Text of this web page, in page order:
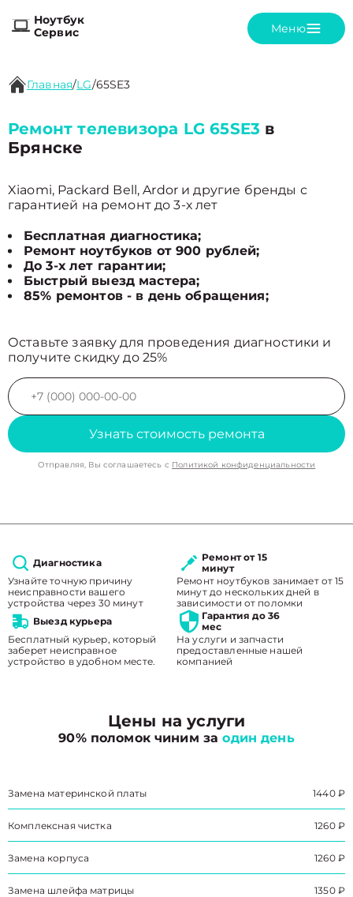
Ноутбук
Сервис
Меню
Главная/LG/65SE3
Ремонт телевизора LG 65SE3 в
Брянске
Xiaomi, Packard Bell, Ardor и другие бренды с
гарантией на ремонт до 3-х лет
Бесплатная диагностика;
Ремонт ноутбуков от 900 рублей;
До 3-х лет гарантии;
Быстрый выезд мастера;
85% ремонтов - в день обращения;
Оставьте заявку для проведения диагностики и
получите скидку до 25%
Узнать стоимость ремонта
Отправляя, Вы соглашаетесь с Политикой конфиденциальности
Диагностика
Узнайте точную причину
неисправности вашего
устройства через 30 минут
Ремонт от 15
минут
Ремонт ноутбуков занимает от 15
минут до нескольких дней в
зависимости от поломки
Выезд курьера
Бесплатный курьер, который
заберет неисправное
устройство в удобном месте.
Гарантия до 36
мес
На услуги и запчасти
предоставленные нашей
компанией
Цены на услуги
90% поломок чиним заодин день
Замена материнской платы 1440 ₽
Комплексная чистка 1260 ₽
Замена корпуса 1260 ₽
Замена шлейфа матрицы 1350 ₽